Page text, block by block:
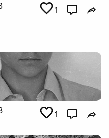
1
1